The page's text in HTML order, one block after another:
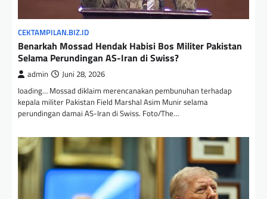
CEKTAMPILAN.BIZ.ID
Benarkah Mossad Hendak Habisi Bos Militer Pakistan
Selama Perundingan AS-Iran di Swiss?
admin Juni 28, 2026
loading… Mossad diklaim merencanakan pembunuhan terhadap
kepala militer Pakistan Field Marshal Asim Munir selama
perundingan damai AS-Iran di Swiss. Foto/The…